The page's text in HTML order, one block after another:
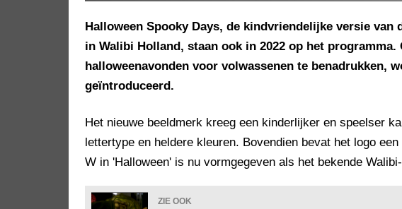
Halloween Spooky Days, de kindvriendelijke versie van
in Walibi Holland, staan ook in 2022 op het
halloweenavonden voor volwassenen te benadrukken,
geïntroduceerd.
Het nieuwe beeldmerk kreeg een kinderlijker en speelser
lettertype en heldere kleuren. Bovendien bevat het logo
W in 'Halloween' is nu vormgegeven als het bekende
ZIE OOK